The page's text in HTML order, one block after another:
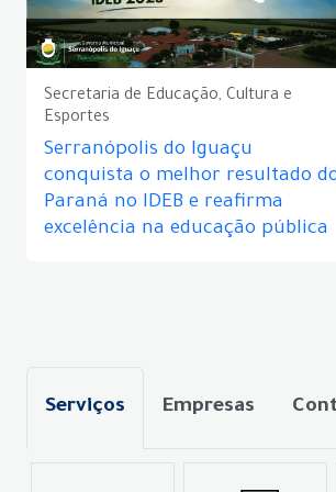
Secretaria de Educação, Cultura e
Esportes
Serranópolis do Iguaçu
conquista o melhor resultado
Paraná no IDEB e reafirma
excelência na educação pública
Serviços Empresas